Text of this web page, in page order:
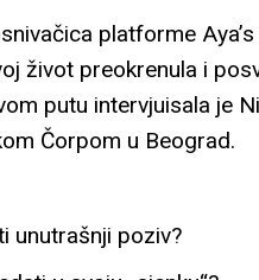
platforme
život preokrenula i
putu intervjuisala je
Čorpom u Beograd.
unutrašnji poziv?